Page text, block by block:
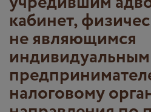
кабинет,
не являющимся
индивидуальным
налоговому